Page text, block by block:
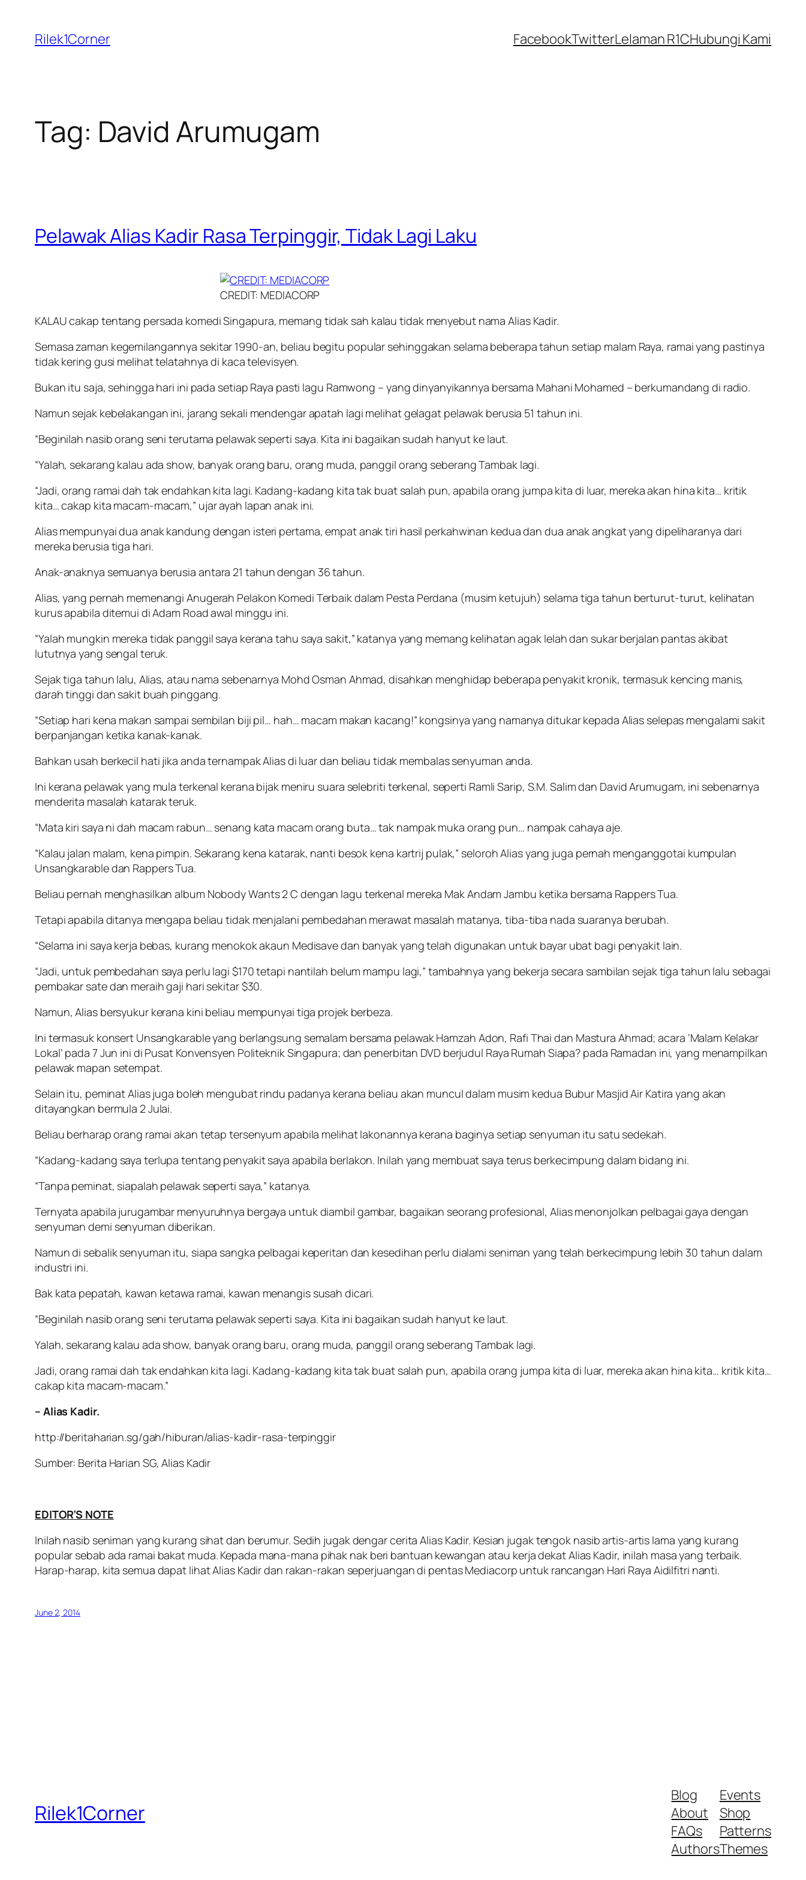
content
Rilek1Corner FacebookTwitterLelaman R1CHubungi Kami
Tag: David Arumugam
Pelawak Alias Kadir Rasa Terpinggir, Tidak Lagi Laku
CREDIT: MEDIACORP
KALAU cakap tentang persada komedi Singapura, memang tidak sah kalau tidak menyebut nama Alias Kadir.
Semasa zaman kegemilangannya sekitar 1990-an, beliau begitu popular sehinggakan selama beberapa tahun setiap malam Raya, ramai yang pastinya
tidak kering gusi melihat telatahnya di kaca televisyen.
Bukan itu saja, sehingga hari ini pada setiap Raya pasti lagu Ramwong – yang dinyanyikannya bersama Mahani Mohamed – berkumandang di radio.
Namun sejak kebelakangan ini, jarang sekali mendengar apatah lagi melihat gelagat pelawak berusia 51 tahun ini.
“Beginilah nasib orang seni terutama pelawak seperti saya. Kita ini bagaikan sudah hanyut ke laut.
“Yalah, sekarang kalau ada show, banyak orang baru, orang muda, panggil orang seberang Tambak lagi.
“Jadi, orang ramai dah tak endahkan kita lagi. Kadang-kadang kita tak buat salah pun, apabila orang jumpa kita di luar, mereka akan hina kita… kritik
kita… cakap kita macam-macam,” ujar ayah lapan anak ini.
Alias mempunyai dua anak kandung dengan isteri pertama, empat anak tiri hasil perkahwinan kedua dan dua anak angkat yang dipeliharanya dari
mereka berusia tiga hari.
Anak-anaknya semuanya berusia antara 21 tahun dengan 36 tahun.
Alias, yang pernah memenangi Anugerah Pelakon Komedi Terbaik dalam Pesta Perdana (musim ketujuh) selama tiga tahun berturut-turut, kelihatan
kurus apabila ditemui di Adam Road awal minggu ini.
“Yalah mungkin mereka tidak panggil saya kerana tahu saya sakit,” katanya yang memang kelihatan agak lelah dan sukar berjalan pantas akibat
lututnya yang sengal teruk.
Sejak tiga tahun lalu, Alias, atau nama sebenarnya Mohd Osman Ahmad, disahkan menghidap beberapa penyakit kronik, termasuk kencing manis,
darah tinggi dan sakit buah pinggang.
“Setiap hari kena makan sampai sembilan biji pil… hah… macam makan kacang!” kongsinya yang namanya ditukar kepada Alias selepas mengalami sakit
berpanjangan ketika kanak-kanak.
Bahkan usah berkecil hati jika anda ternampak Alias di luar dan beliau tidak membalas senyuman anda.
Ini kerana pelawak yang mula terkenal kerana bijak meniru suara selebriti terkenal, seperti Ramli Sarip, S.M. Salim dan David Arumugam, ini sebenarnya
menderita masalah katarak teruk.
“Mata kiri saya ni dah macam rabun… senang kata macam orang buta… tak nampak muka orang pun… nampak cahaya aje.
“Kalau jalan malam, kena pimpin. Sekarang kena katarak, nanti besok kena kartrij pulak,” seloroh Alias yang juga pernah menganggotai kumpulan
Unsangkarable dan Rappers Tua.
Beliau pernah menghasilkan album Nobody Wants 2 C dengan lagu terkenal mereka Mak Andam Jambu ketika bersama Rappers Tua.
Tetapi apabila ditanya mengapa beliau tidak menjalani pembedahan merawat masalah matanya, tiba-tiba nada suaranya berubah.
“Selama ini saya kerja bebas, kurang menokok akaun Medisave dan banyak yang telah digunakan untuk bayar ubat bagi penyakit lain.
“Jadi, untuk pembedahan saya perlu lagi $170 tetapi nantilah belum mampu lagi,” tambahnya yang bekerja secara sambilan sejak tiga tahun lalu sebagai
pembakar sate dan meraih gaji hari sekitar $30.
Namun, Alias bersyukur kerana kini beliau mempunyai tiga projek berbeza.
Ini termasuk konsert Unsangkarable yang berlangsung semalam bersama pelawak Hamzah Adon, Rafi Thai dan Mastura Ahmad; acara ‘Malam Kelakar
Lokal’ pada 7 Jun ini di Pusat Konvensyen Politeknik Singapura; dan penerbitan DVD berjudul Raya Rumah Siapa? pada Ramadan ini, yang menampilkan
pelawak mapan setempat.
Selain itu, peminat Alias juga boleh mengubat rindu padanya kerana beliau akan muncul dalam musim kedua Bubur Masjid Air Katira yang akan
ditayangkan bermula 2 Julai.
Beliau berharap orang ramai akan tetap tersenyum apabila melihat lakonannya kerana baginya setiap senyuman itu satu sedekah.
“Kadang-kadang saya terlupa tentang penyakit saya apabila berlakon. Inilah yang membuat saya terus berkecimpung dalam bidang ini.
“Tanpa peminat, siapalah pelawak seperti saya,” katanya.
Ternyata apabila jurugambar menyuruhnya bergaya untuk diambil gambar, bagaikan seorang profesional, Alias menonjolkan pelbagai gaya dengan
senyuman demi senyuman diberikan.
Namun di sebalik senyuman itu, siapa sangka pelbagai keperitan dan kesedihan perlu dialami seniman yang telah berkecimpung lebih 30 tahun dalam
industri ini.
Bak kata pepatah, kawan ketawa ramai, kawan menangis susah dicari.
“Beginilah nasib orang seni terutama pelawak seperti saya. Kita ini bagaikan sudah hanyut ke laut.
Yalah, sekarang kalau ada show, banyak orang baru, orang muda, panggil orang seberang Tambak lagi.
Jadi, orang ramai dah tak endahkan kita lagi. Kadang-kadang kita tak buat salah pun, apabila orang jumpa kita di luar, mereka akan hina kita… kritik kita…
cakap kita macam-macam.”
– Alias Kadir.
http://beritaharian.sg/gah/hiburan/alias-kadir-rasa-terpinggir
Sumber: Berita Harian SG, Alias Kadir
EDITOR’S NOTE
Inilah nasib seniman yang kurang sihat dan berumur. Sedih jugak dengar cerita Alias Kadir. Kesian jugak tengok nasib artis-artis lama yang kurang
popular sebab ada ramai bakat muda. Kepada mana-mana pihak nak beri bantuan kewangan atau kerja dekat Alias Kadir, inilah masa yang terbaik.
Harap-harap, kita semua dapat lihat Alias Kadir dan rakan-rakan seperjuangan di pentas Mediacorp untuk rancangan Hari Raya Aidilfitri nanti.
June 2, 2014
Rilek1Corner
Blog
About
FAQs
Authors
Events
Shop
Patterns
Themes